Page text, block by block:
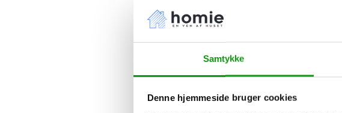
Samtykke
Denne hjemmeside bruger cookies